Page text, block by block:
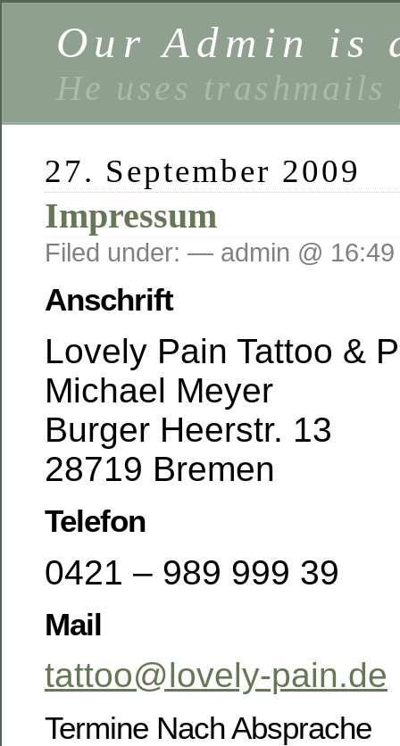
Our Admin is
He uses
27. September 2009
Impressum
Filed under: — admin @ 16:49
Anschrift
Lovely Pain Tattoo &
Michael Meyer
Burger Heerstr. 13
28719 Bremen
Telefon
0421 – 989 999 39
Mail
tattoo@lovely-pain.de
Termine Nach Absprache